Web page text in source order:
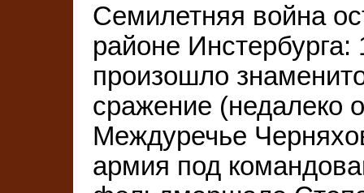
Семилетняя война
районе Инстербурга:
произошло
сражение (недалеко
Междуречье
армия под